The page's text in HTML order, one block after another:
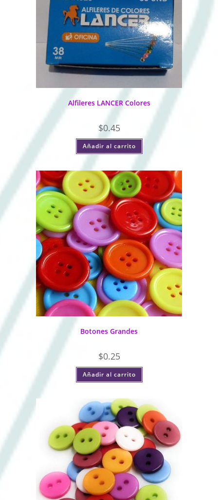
Alfileres LANCER Colores
$0.45
Añadir al carrito
Botones Grandes
$0.25
Añadir al carrito